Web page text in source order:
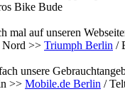
Bike Bude
mal auf unseren
>> Triumph Berlin /
unsere
>> Mobile.de Berlin /